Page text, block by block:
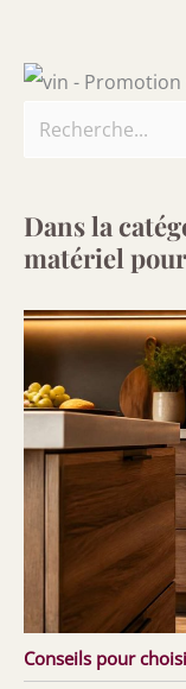
Dans la
matériel
Conseils pour